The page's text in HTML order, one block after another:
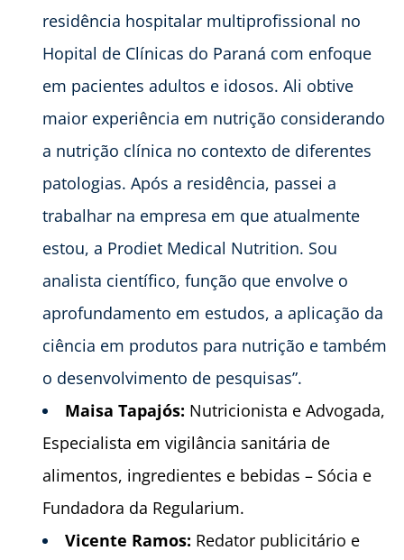
residência hospitalar multiprofissional no
Hopital de Clínicas do Paraná com enfoque
em pacientes adultos e idosos. Ali obtive
maior experiência em nutrição considerando
a nutrição clínica no contexto de diferentes
patologias. Após a residência, passei a
trabalhar na empresa em que atualmente
estou, a Prodiet Medical Nutrition. Sou
analista científico, função que envolve o
aprofundamento em estudos, a aplicação da
ciência em produtos para nutrição e também
o desenvolvimento de pesquisas”.
Maisa Tapajós: Nutricionista e Advogada,
Especialista em vigilância sanitária de
alimentos, ingredientes e bebidas – Sócia e
Fundadora da Regularium.
Vicente Ramos: Redator publicitário e